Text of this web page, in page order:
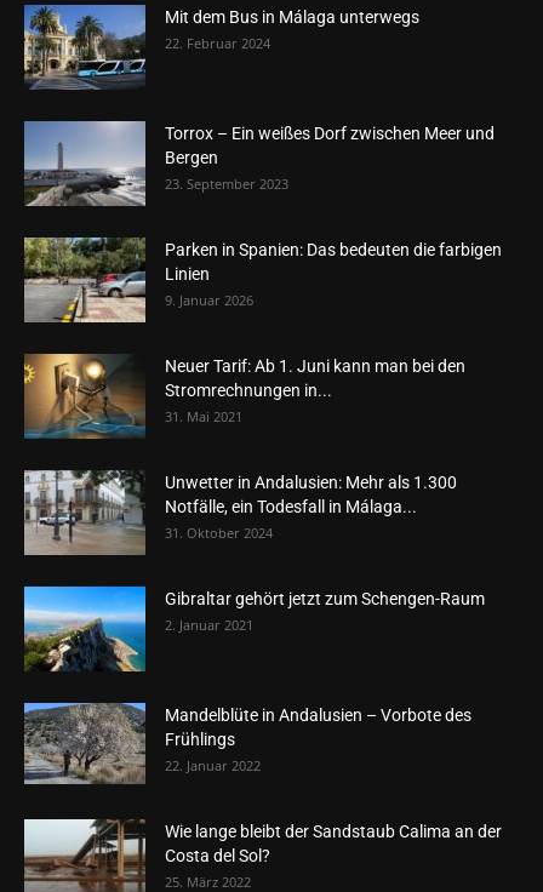
Mit dem Bus in Málaga unterwegs
22. Februar 2024
Torrox – Ein weißes Dorf zwischen Meer und
Bergen
23. September 2023
Parken in Spanien: Das bedeuten die farbigen
Linien
9. Januar 2026
Neuer Tarif: Ab 1. Juni kann man bei den
Stromrechnungen in...
31. Mai 2021
Unwetter in Andalusien: Mehr als 1.300
Notfälle, ein Todesfall in Málaga...
31. Oktober 2024
Gibraltar gehört jetzt zum Schengen-Raum
2. Januar 2021
Mandelblüte in Andalusien – Vorbote des
Frühlings
22. Januar 2022
Wie lange bleibt der Sandstaub Calima an der
Costa del Sol?
25. März 2022